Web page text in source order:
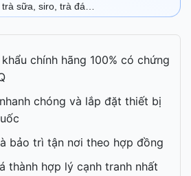
sữa, siro, trà đá…
chính hãng 100% có chứng
chóng và lắp đặt thiết bị
bảo trì tận nơi theo hợp đồng
thành hợp lý cạnh tranh nhất